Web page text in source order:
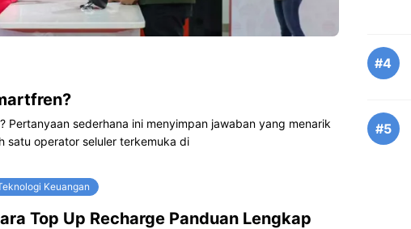
Pertanyaan sederhana ini menyimpan jawaban yang menarik
satu operator seluler terkemuka di
Keuangan
Top Up Recharge Panduan Lengkap
#4
#5